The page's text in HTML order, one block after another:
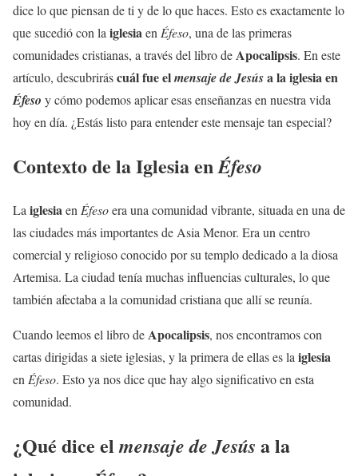
dice lo que piensan de ti y de lo que haces. Esto es exactamente lo
que sucedió con la iglesiaen Éfeso, una de las primeras
comunidades cristianas, a través del libro deApocalipsis. En este
artículo, descubriráscuál fue elmensaje de Jesúsa laiglesiaen
Éfeso y cómo podemos aplicar esas enseñanzas en nuestra vida
hoy en día. ¿Estás listo para entender este mensaje tan especial?
Contexto de la Iglesia enÉfeso
La iglesiaen Éfesoera una comunidad vibrante, situada en una de
las ciudades más importantes de Asia Menor. Era un centro
comercial y religioso conocido por su templo dedicado a la diosa
Artemisa. La ciudad tenía muchas influencias culturales, lo que
también afectaba a la comunidad cristiana que allí se reunía.
Cuando leemos el libro deApocalipsis, nos encontramos con
cartas dirigidas a siete iglesias, y la primera de ellas es la iglesia
en Éfeso. Esto ya nos dice que hay algo significativo en esta
comunidad.
¿Qué dice elmensaje de Jesús a la